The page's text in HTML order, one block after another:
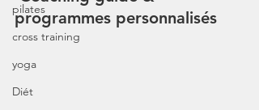
pilates
cross training
yoga
Diét
programmes personnalisés